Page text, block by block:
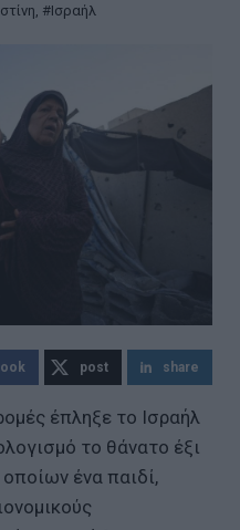
, Ισραήλ
post share
έπληξε το Ισραήλ
το θάνατο έξι
ένα παιδί,